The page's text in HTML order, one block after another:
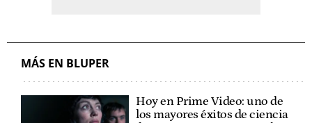
MÁS EN BLUPER
Hoy en Prime Video: uno de
los mayores éxitos de ciencia